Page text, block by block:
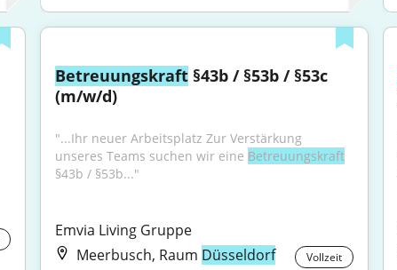
Betreuungskraft §43b / §53b / §53c
(m/w/d)
"...Ihr neuer Arbeitsplatz Zur Verstärkung
unseres Teams suchen wir eine Betreuungskraft
§43b / §53b..."
Emvia Living Gruppe
Meerbusch, Raum Düsseldorf Vollzeit